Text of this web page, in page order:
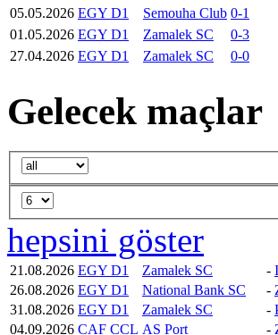
05.05.2026 EGY D1 Semouha Club 0-1
01.05.2026 EGY D1 Zamalek SC 0-3
27.04.2026 EGY D1 Zamalek SC 0-0
Gelecek maçlar
hepsini göster
21.08.2026 EGY D1 Zamalek SC -
26.08.2026 EGY D1 National Bank SC -
31.08.2026 EGY D1 Zamalek SC -
04.09.2026 CAF CCL AS Port -